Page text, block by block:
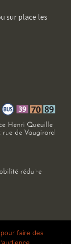
sur place les
Mentions légales
faire des